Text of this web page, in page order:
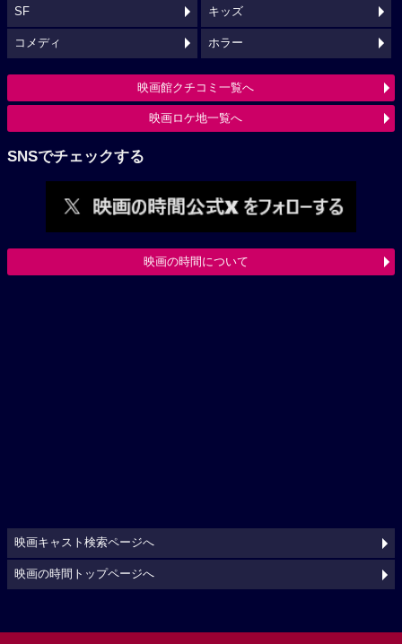
SF キッズ
コメディ ホラー
映画館クチコミ一覧へ
映画ロケ地一覧へ
SNSでチェックする
映画の時間について
映画キャスト検索ページへ
映画の時間トップページへ